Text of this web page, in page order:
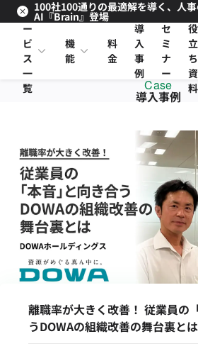
100社100通りの最適解を導く、人
AI『Brain』登場
サ
ー
ビ
ス
一
覧
機
能
料
金
導
入
事
例
セ
ミ
ナ
ー
お
役
立
ち
資
料
Case
導入事例
離職率が大きく改善！ 従業員の
うDOWAの組織改善の舞台裏とは